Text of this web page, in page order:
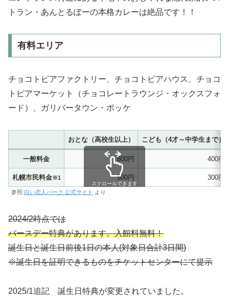
トラン・あんとるぽーの本格カレーは絶品です！！
有料エリア
チョコトピアファクトリー、チョコトピアハウス、チョコ
トピアマーケット（チョコレートラウンジ・オックスフォ
ード）、ガリバータウン・ポッケ
おとな（高校生以上） こども（4才～中学生まで）
一般料金 800円 400円
札幌市民料金※1 500円 300円
スクロールできます
参照:白い恋人パーク 公式サイト より
2024/2時点では
バースデー特典があります。入館料無料！
誕生日と誕生日前後1日の本人(対象日合計3日間)
※誕生日を証明できるものをチケットセンターにて提示
2025/1追記 誕生日特典が変更されていました。